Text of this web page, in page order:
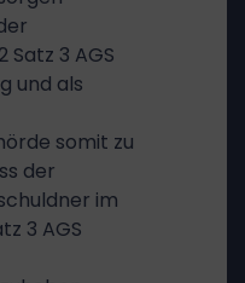
Satz 3 AGS
und als
somit zu
der
im
3 AGS